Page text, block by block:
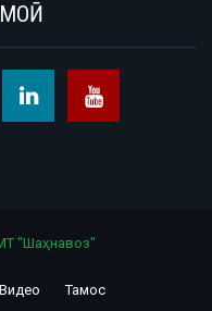
"Шаҳнавоз"
Видео Тамос